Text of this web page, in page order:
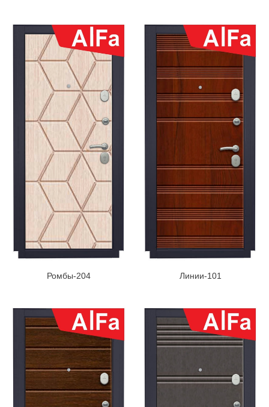
Ромбы-204 Линии-101